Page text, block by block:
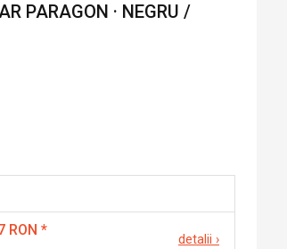
PARAGON · NEGRU /
RON *
detalii ›